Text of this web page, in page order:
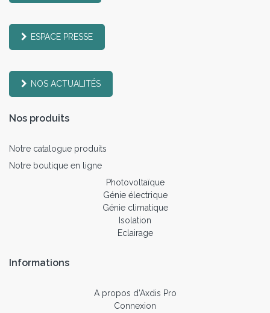
ESPACE PRESSE
NOS ACTUALITÉS
Nos produits
Notre catalogue produits
Notre boutique en ligne
Photovoltaïque
Génie électrique
Génie climatique
Isolation
Eclairage
Informations
A propos d’Axdis Pro
Connexion